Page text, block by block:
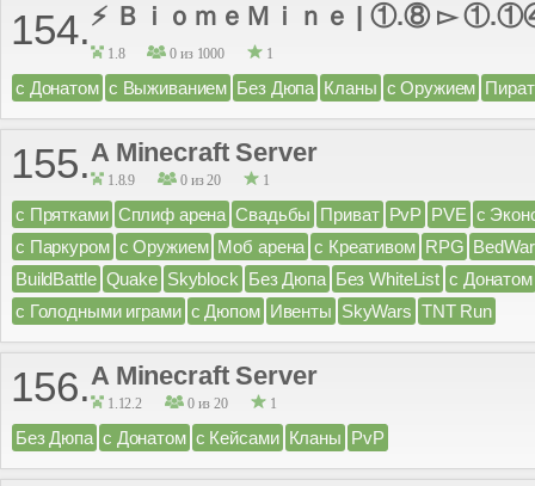
154.⚡ ＢｉｏｍｅＭｉｎｅ | ①.⑧ ▻
1.8 0 из 1000 1
с Донатом с Выживанием Без Дюпа Кланы с Оружием
155.A Minecraft Server
1.8.9 0 из 20 1
с Прятками Сплиф арена Свадьбы Приват PvP PVE с
с Паркуром с Оружием Моб арена с Креативом RPG
BuildBattle Quake Skyblock Без Дюпа Без WhiteList с Донатом
с Голодными играми с Дюпом Ивенты SkyWars TNT Run
156.A Minecraft Server
1.12.2 0 из 20 1
Без Дюпа с Донатом с Кейсами Кланы PvP